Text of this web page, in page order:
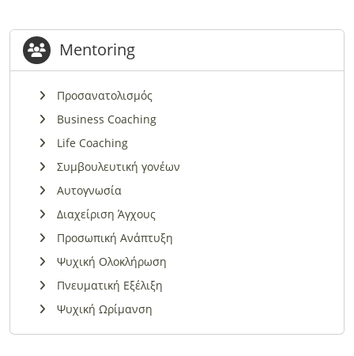
Mentoring
Προσανατολισμός
Business Coaching
Life Coaching
Συμβουλευτική γονέων
Αυτογνωσία
Διαχείριση Άγχους
Προσωπική Ανάπτυξη
Ψυχική Ολοκλήρωση
Πνευματική Εξέλιξη
Ψυχική Ωρίμανση